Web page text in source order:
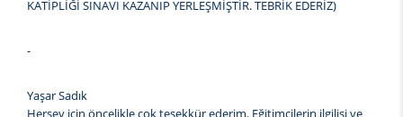
KATİPLİĞİ SINAVI KAZANIP YERLEŞMİŞTİR. TEBRİK EDERİZ)
-
Yaşar Sadık
Herşey için öncelikle çok teşekkür ederim. Eğitimcilerin ilgilisi ve